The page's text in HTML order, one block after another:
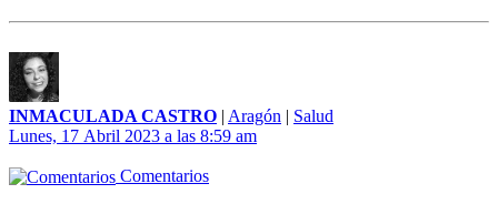
INMACULADA CASTRO | Aragón | Salud
Lunes, 17 Abril 2023 a las 8:59 am
Comentarios